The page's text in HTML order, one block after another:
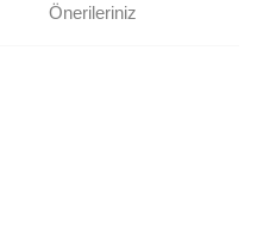
Önerileriniz